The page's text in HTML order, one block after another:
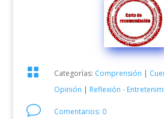
 Categorías: Comprensión |
Opinión | Reflexión -
v Comentarios: 0